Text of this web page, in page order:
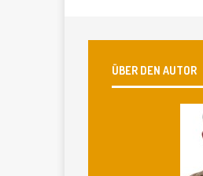
ÜBER DEN AUTOR